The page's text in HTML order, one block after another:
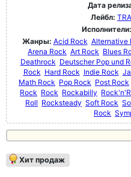
Дата
Лейбл:
Исполнители:
Жанры: Acid Rock Alternative
Arena Rock Art Rock Blues
Deathrock Deutscher Pop und
Rock Hard Rock Indie Rock
Math Rock Pop Rock Post Rock
Rock Rock Rockabilly
Roll Rocksteady Soft Rock
Rock
Хит продаж